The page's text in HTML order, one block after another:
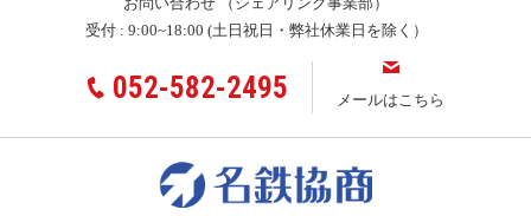
受付 : 9:00~18:00 (土日祝日・弊社休業日を除く）
052-582-2495 メールはこちら